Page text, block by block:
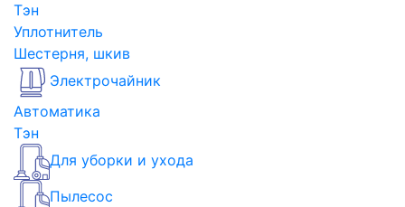
Тэн
Уплотнитель
Шестерня, шкив
Электрочайник
Автоматика
Тэн
Для уборки и ухода
Пылесос